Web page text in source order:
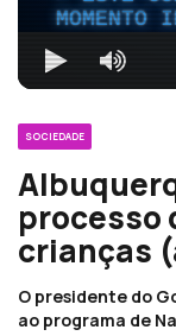
MOMENTO
SOCIEDADE
processo
crianças
O presidente do
ao programa de